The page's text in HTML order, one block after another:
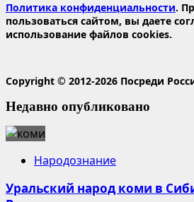
Политика конфиденциальности.
пользоваться сайтом, вы даете
использование файлов cookies.
Copyright © 2012-2026 Посреди
Недавно опубликовано
Народознание
Уральский народ коми в